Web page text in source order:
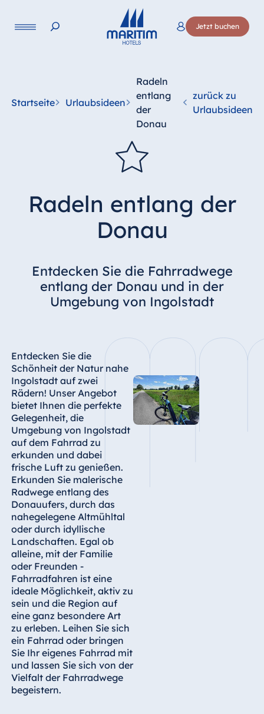
Jetzt buchen
Startseite Urlaubsideen
Radeln
entlang
der
Donau
zurück zu
Urlaubsideen
Radeln entlang der
Donau
Entdecken Sie die Fahrradwege
entlang der Donau und in der
Umgebung von Ingolstadt
Entdecken Sie die
Schönheit der Natur nahe
Ingolstadt auf zwei
Rädern! Unser Angebot
bietet Ihnen die perfekte
Gelegenheit, die
Umgebung von Ingolstadt
auf dem Fahrrad zu
erkunden und dabei
frische Luft zu genießen.
Erkunden Sie malerische
Radwege entlang des
Donauufers, durch das
nahegelegene Altmühltal
oder durch idyllische
Landschaften. Egal ob
alleine, mit der Familie
oder Freunden -
Fahrradfahren ist eine
ideale Möglichkeit, aktiv zu
sein und die Region auf
eine ganz besondere Art
zu erleben. Leihen Sie sich
ein Fahrrad oder bringen
Sie Ihr eigenes Fahrrad mit
und lassen Sie sich von der
Vielfalt der Fahrradwege
begeistern.